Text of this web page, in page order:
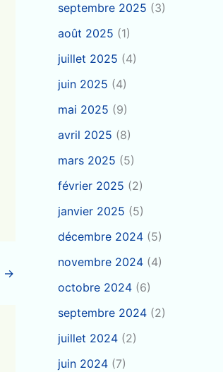
→
septembre 2025 (3)
août 2025 (1)
juillet 2025 (4)
juin 2025 (4)
mai 2025 (9)
avril 2025 (8)
mars 2025 (5)
février 2025 (2)
janvier 2025 (5)
décembre 2024 (5)
novembre 2024 (4)
octobre 2024 (6)
septembre 2024 (2)
juillet 2024 (2)
juin 2024 (7)